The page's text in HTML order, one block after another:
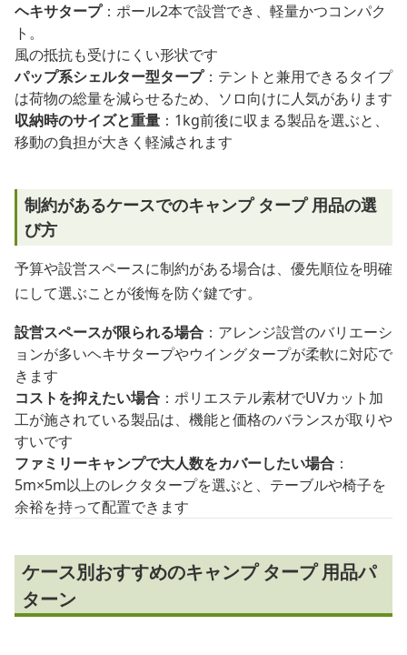
ヘキサタープ：ポール2本で設営でき、軽量かつコンパク
ト。
風の抵抗も受けにくい形状です
パップ系シェルター型タープ：テントと兼用できるタイプ
は荷物の総量を減らせるため、ソロ向けに人気があります
収納時のサイズと重量 ：1kg前後に収まる製品を選ぶと、
移動の負担が大きく軽減されます
制約があるケースでのキャンプ タープ 用品の選
び方
予算や設営スペースに制約がある場合は、優先順位を明確
にして選ぶことが後悔を防ぐ鍵です。
設営スペースが限られる場合 ：アレンジ設営のバリエーシ
ョンが多いヘキサタープやウイングタープが柔軟に対応で
きます
コストを抑えたい場合 ：ポリエステル素材でUVカット加
工が施されている製品は、機能と価格のバランスが取りや
すいです
ファミリーキャンプで大人数をカバーしたい場合 ：
5m×5m以上のレクタタープを選ぶと、テーブルや椅子を
余裕を持って配置できます
ケース別おすすめのキャンプ タープ 用品パ
ターン